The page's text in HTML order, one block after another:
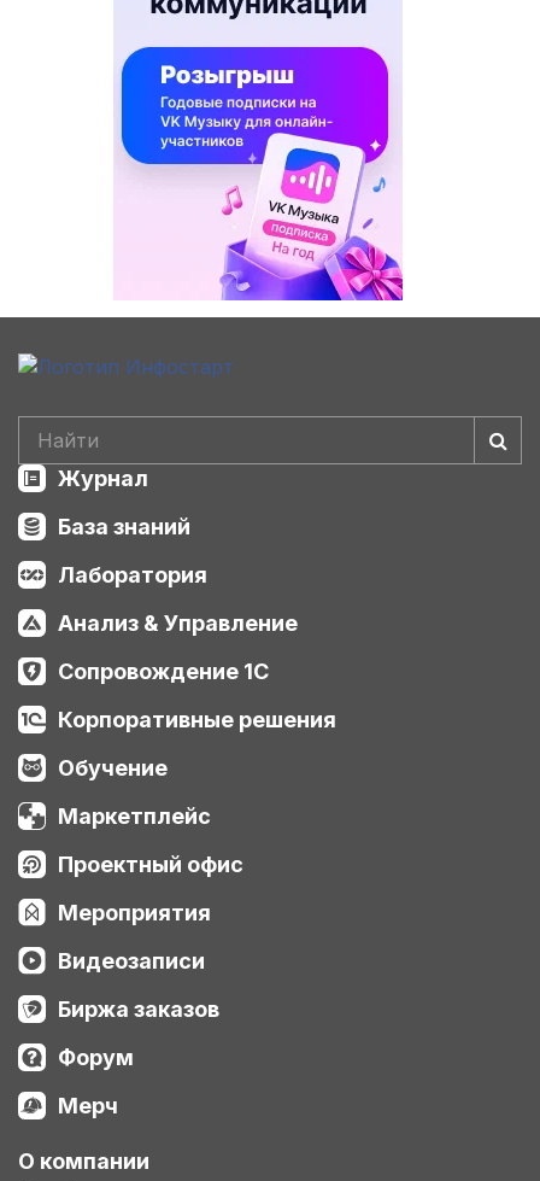
Журнал
База знаний
Лаборатория
Анализ & Управление
Сопровождение 1С
Корпоративные решения
Обучение
Маркетплейс
Проектный офис
Мероприятия
Видеозаписи
Биржа заказов
Форум
Мерч
О компании